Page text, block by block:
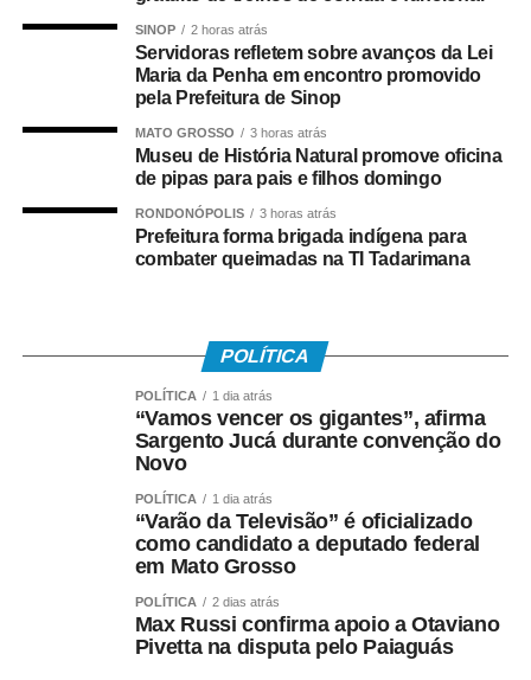
Quem tem direito ao Abono
Salarial
• Está inscrito no Pis/Pasep há pelo menos cinco anos;
• Trabalhou com carteira assinada por no mínimo 30 dias
• Teve os dados corretamente informados pelo
empregador no e-Social.
Instituído pela Lei nº 7.998/90, o abono salarial pode
chegar até a um salário mínimo, proporcional ao
período trabalhado. Os recursos vêm do Fundo de
Amparo ao Trabalhador (FAT), com a habilitação feita
pelo Ministério do Trabalho e Emprego.
Como o pagamento é feito
SINOP 2 horas atrás
Servidoras refletem sobre avanços da Lei
Maria da Penha em encontro promovido
pela Prefeitura de Sinop
MATO GROSSO 3 horas atrás
Museu de História Natural promove oficina
de pipas para pais e filhos domingo
RONDONÓPOLIS 3 horas atrás
Prefeitura forma brigada indígena para
combater queimadas na TI Tadarimana
POLÍTICA
POLÍTICA 1 dia atrás
“Vamos vencer os gigantes”, afirma
Sargento Jucá durante convenção do
Novo
POLÍTICA 1 dia atrás
“Varão da Televisão” é oficializado
como candidato a deputado federal
em Mato Grosso
POLÍTICA 2 dias atrás
Max Russi confirma apoio a Otaviano
Pivetta na disputa pelo Paiaguás